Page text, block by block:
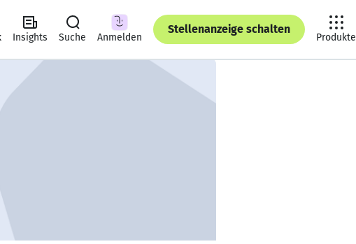
Insights Suche Anmelden
Stellenanzeige schalten
Produkte